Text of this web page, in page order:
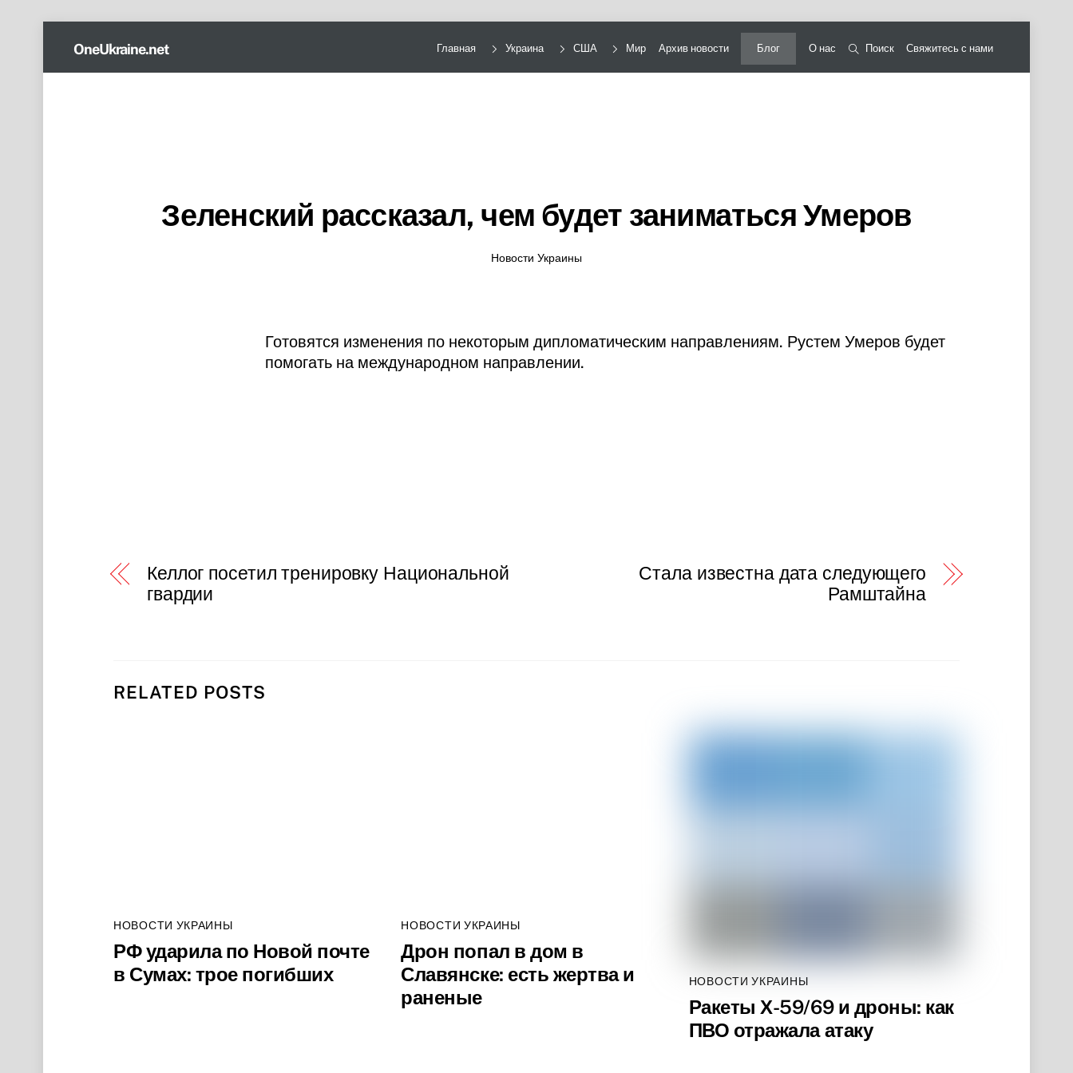
content
OneUkraine.net Главная Украина США Мир Архив новости Блог О нас Поиск Свяжитесь с нами
Зеленский рассказал, чем будет заниматься Умеров
Новости Украины
Готовятся изменения по некоторым дипломатическим направлениям. Рустем Умеров будет
помогать на международном направлении.
Келлог посетил тренировку Национальной
гвардии
Стала известна дата следующего
Рамштайна
RELATED POSTS
НОВОСТИ УКРАИНЫ
РФ ударила по Новой почте
в Сумах: трое погибших
НОВОСТИ УКРАИНЫ
Дрон попал в дом в
Славянске: есть жертва и
раненые
НОВОСТИ УКРАИНЫ
Ракеты Х-59/69 и дроны: как
ПВО отражала атаку